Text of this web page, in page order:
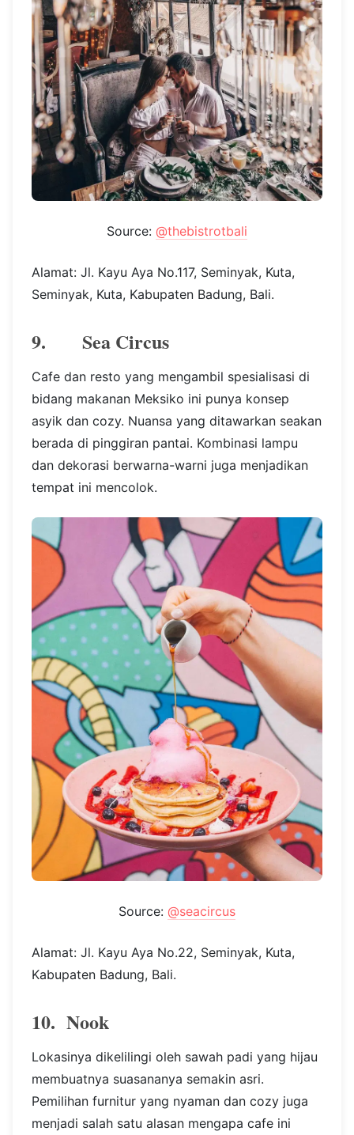
Source: @thebistrotbali
Alamat: Jl. Kayu Aya No.117, Seminyak, Kuta,
Seminyak, Kuta, Kabupaten Badung, Bali.
9. Sea Circus
Cafe dan resto yang mengambil spesialisasi di
bidang makanan Meksiko ini punya konsep
asyik dan cozy. Nuansa yang ditawarkan seakan
berada di pinggiran pantai. Kombinasi lampu
dan dekorasi berwarna-warni juga menjadikan
tempat ini mencolok.
Source: @seacircus
Alamat: Jl. Kayu Aya No.22, Seminyak, Kuta,
Kabupaten Badung, Bali.
10. Nook
Lokasinya dikelilingi oleh sawah padi yang hijau
membuatnya suasananya semakin asri.
Pemilihan furnitur yang nyaman dan cozy juga
menjadi salah satu alasan mengapa cafe ini